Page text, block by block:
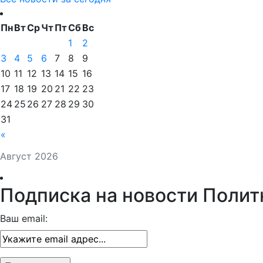
Август 2026
ПнВтСрЧтПтСбВс
«
1
2
3
4 5 6 7 8
9
10 11 12 13 14 15 16
17 18 19 20 21 22 23
24 25 26 27 28 29 30
31
Подписка на новости
Ваш email: